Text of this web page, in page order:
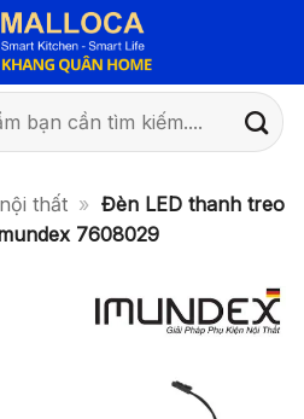
thất » Đèn LED thanh treo
7608029